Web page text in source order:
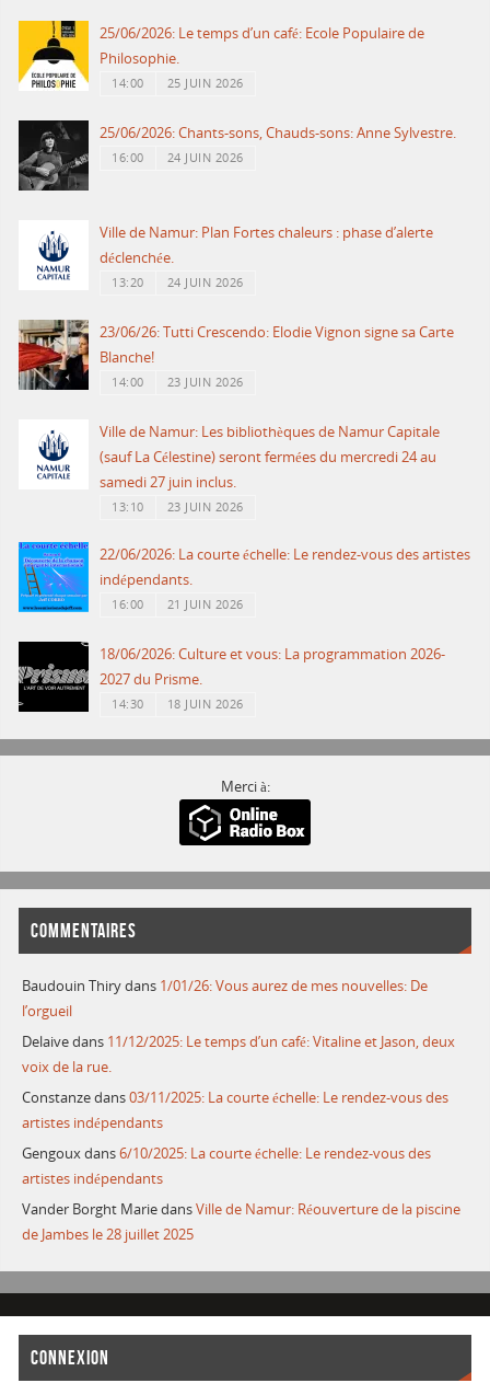
25/06/2026: Le temps d’un café: Ecole Populaire de
Philosophie.
14:00 25 JUIN 2026
25/06/2026: Chants-sons, Chauds-sons: Anne Sylvestre.
16:00 24 JUIN 2026
Ville de Namur: Plan Fortes chaleurs : phase d’alerte
déclenchée.
13:20 24 JUIN 2026
23/06/26: Tutti Crescendo: Elodie Vignon signe sa Carte
Blanche!
14:00 23 JUIN 2026
Ville de Namur: Les bibliothèques de Namur Capitale
(sauf La Célestine) seront fermées du mercredi 24 au
samedi 27 juin inclus.
13:10 23 JUIN 2026
22/06/2026: La courte échelle: Le rendez-vous des artistes
indépendants.
16:00 21 JUIN 2026
18/06/2026: Culture et vous: La programmation 2026-
2027 du Prisme.
14:30 18 JUIN 2026
Merci à:
COMMENTAIRES
Baudouin Thirydans 1/01/26: Vous aurez de mes nouvelles: De
l’orgueil
Delaivedans 11/12/2025: Le temps d’un café: Vitaline et Jason, deux
voix de la rue.
Constanzedans03/11/2025: La courte échelle: Le rendez-vous des
artistes indépendants
Gengouxdans6/10/2025: La courte échelle: Le rendez-vous des
artistes indépendants
Vander Borght MariedansVille de Namur: Réouverture de la piscine
de Jambes le 28 juillet 2025
CONNEXION